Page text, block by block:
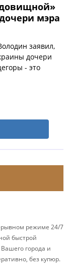
мэра
заявил,
дочери
- это
режиме 24/7
быстрой
города и
без купюр.